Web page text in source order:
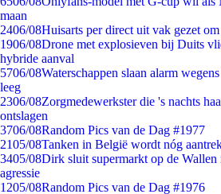
maan
2406/08Huisarts per direct uit vak gezet
1906/08Drone met explosieven bij Duits
hybride aanval
5706/08Waterschappen slaan alarm
leeg
2306/08Zorgmedewerkster die 's nachts
ontslagen
3706/08Random Pics van de Dag #1977
2105/08Tanken in België wordt nóg
3405/08Dirk sluit supermarkt op de Wallen
agressie
1205/08Random Pics van de Dag #1976